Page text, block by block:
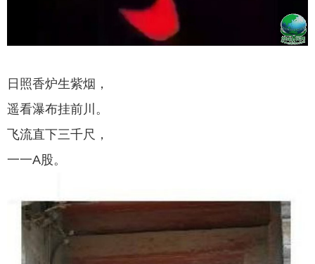
日照香炉生紫烟，
遥看瀑布挂前川。
飞流直下三千尺，
一一A股。